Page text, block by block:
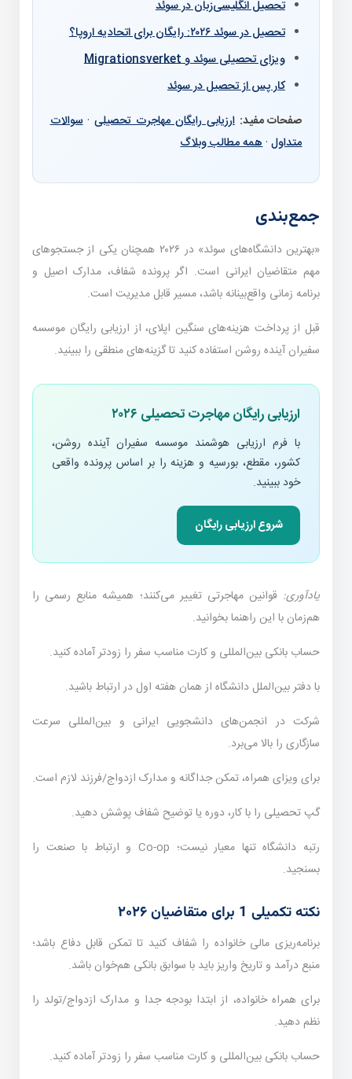
تحصیل انگلیسی‌زبان در سوئد
تحصیل در سوئد ۲۰۲۶: رایگان برای اتحادیه اروپا؟
ویزای تحصیلی سوئد و Migrationsverket
کار پس از تحصیل در سوئد
صفحات مفید: ارزیابی رایگان مهاجرت تحصیلی·سوالات
متداول·همه مطالب وبلاگ
جمع‌بندی
«بهترین دانشگاه‌های سوئد» در ۲۰۲۶ همچنان یکی از جستجوهای
مهم متقاضیان ایرانی است. اگر پرونده شفاف، مدارک اصیل و
برنامه زمانی واقع‌بینانه باشد، مسیر قابل مدیریت است.
قبل از پرداخت هزینه‌های سنگین اپلای، از ارزیابی رایگان موسسه
سفیران آینده روشن استفاده کنید تا گزینه‌های منطقی را ببینید.
ارزیابی رایگان مهاجرت تحصیلی ۲۰۲۶
با فرم ارزیابی هوشمند موسسه سفیران آینده روشن،
کشور، مقطع، بورسیه و هزینه را بر اساس پرونده واقعی
خود ببینید.
شروع ارزیابی رایگان
یادآوری: قوانین مهاجرتی تغییر می‌کنند؛ همیشه منابع رسمی را
هم‌زمان با این راهنما بخوانید.
حساب بانکی بین‌المللی و کارت مناسب سفر را زودتر آماده کنید.
با دفتر بین‌الملل دانشگاه از همان هفته اول در ارتباط باشید.
شرکت در انجمن‌های دانشجویی ایرانی و بین‌المللی سرعت
سازگاری را بالا می‌برد.
برای ویزای همراه، تمکن جداگانه و مدارک ازدواج/فرزند لازم است.
گپ تحصیلی را با کار، دوره یا توضیح شفاف پوشش دهید.
رتبه دانشگاه تنها معیار نیست؛ Co-op و ارتباط با صنعت را
بسنجید.
نکته تکمیلی 1 برای متقاضیان ۲۰۲۶
برنامه‌ریزی مالی خانواده را شفاف کنید تا تمکن قابل دفاع باشد؛
منبع درآمد و تاریخ واریز باید با سوابق بانکی هم‌خوان باشد.
برای همراه خانواده، از ابتدا بودجه جدا و مدارک ازدواج/تولد را
نظم دهید.
حساب بانکی بین‌المللی و کارت مناسب سفر را زودتر آماده کنید.